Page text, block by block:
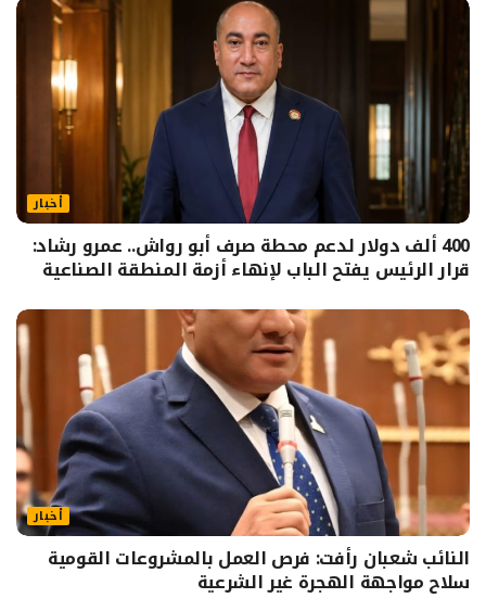
أخبار
400 ألف دولار لدعم محطة صرف أبو رواش.. عمرو رشاد:
قرار الرئيس يفتح الباب لإنهاء أزمة المنطقة الصناعية
أخبار
النائب شعبان رأفت: فرص العمل بالمشروعات القومية
سلاح مواجهة الهجرة غير الشرعية